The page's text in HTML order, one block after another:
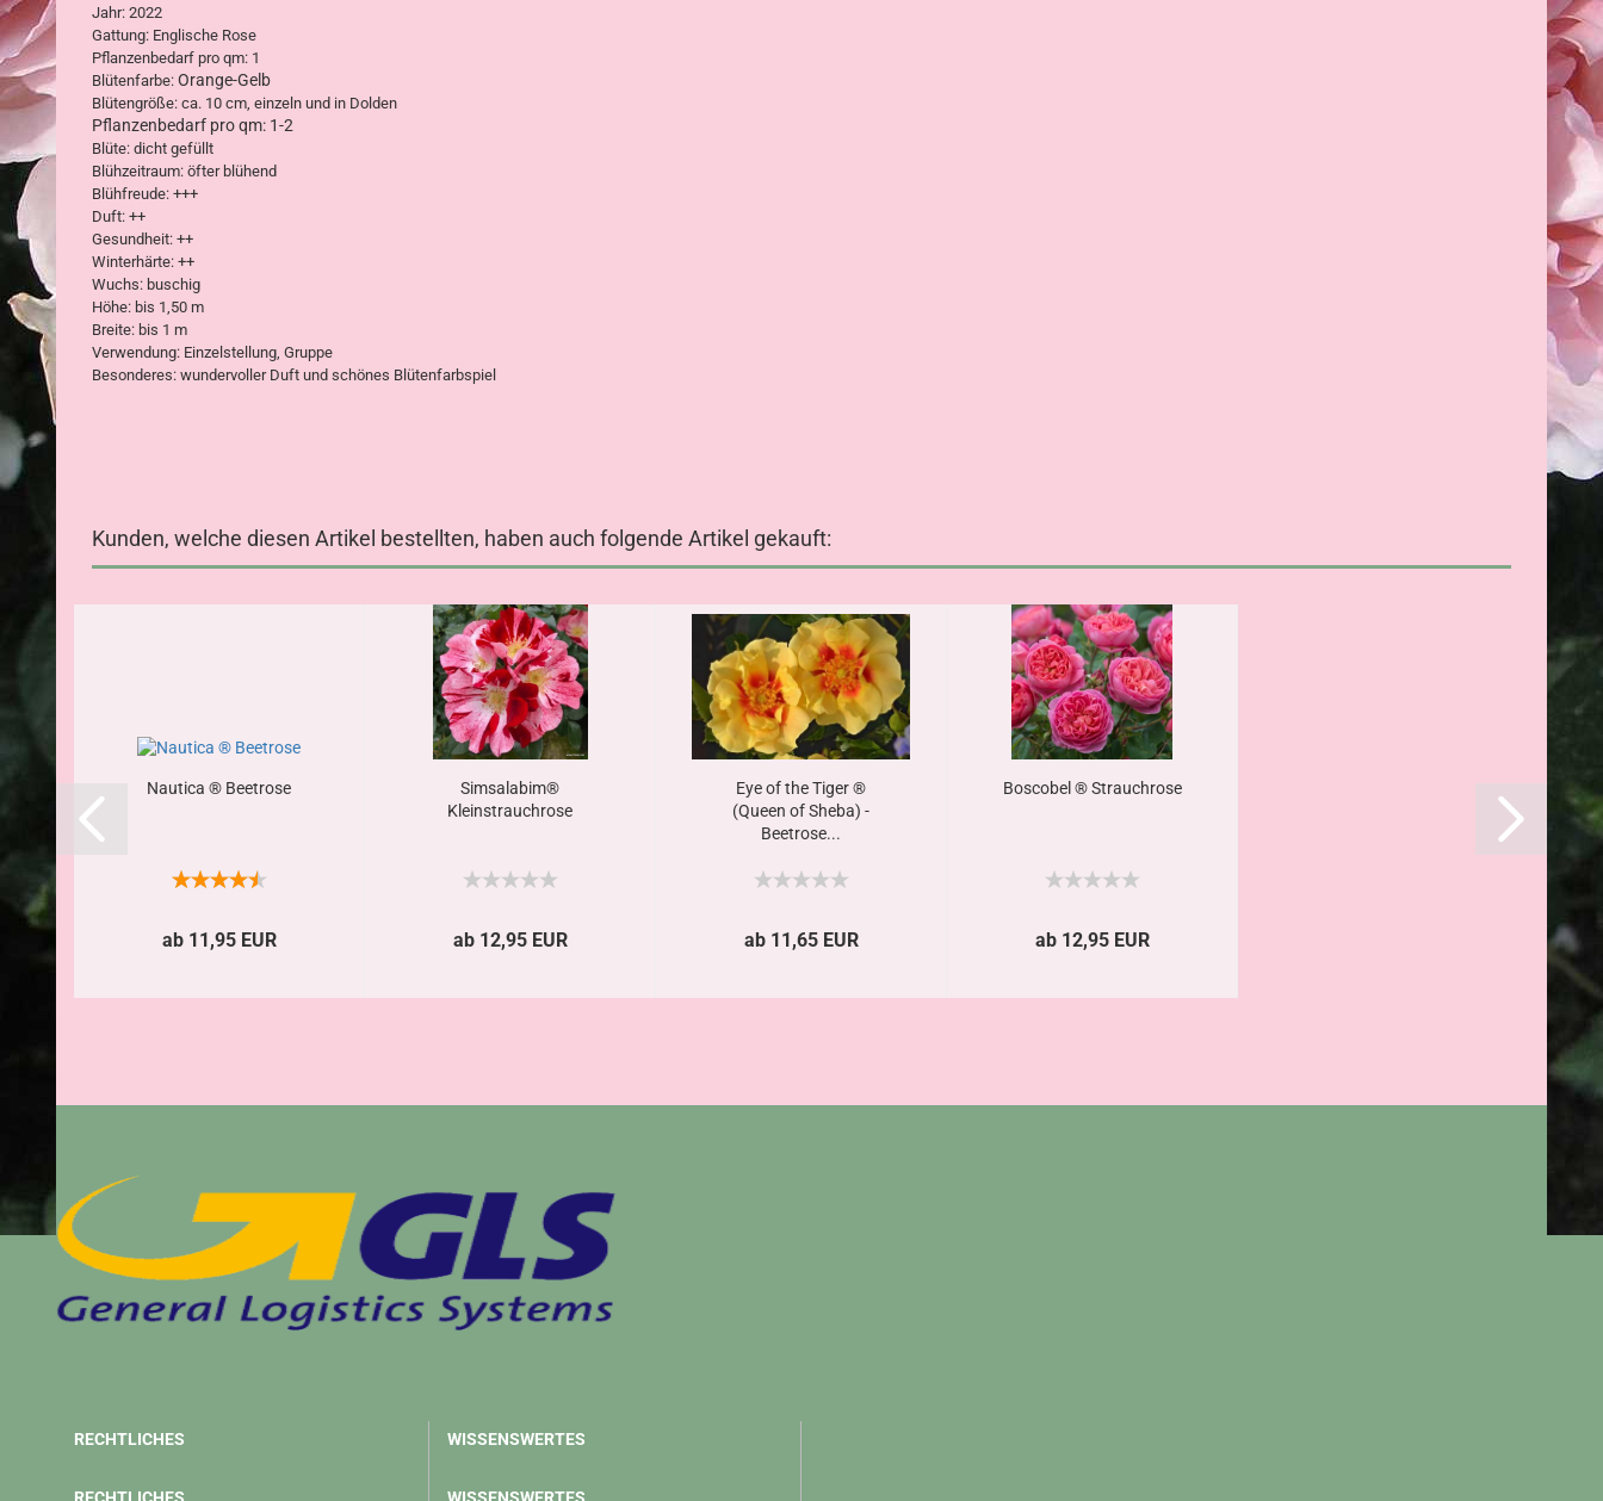
Jahr: 2022
Gattung: Englische Rose
Pflanzenbedarf pro qm: 1
Blütenfarbe: Orange-Gelb
Blütengröße: ca. 10 cm, einzeln und in Dolden
Pflanzenbedarf pro qm: 1-2
Blüte: dicht gefüllt
Blühzeitraum: öfter blühend
Blühfreude: +++
Duft: ++
Gesundheit: ++
Winterhärte: ++
Wuchs: buschig
Höhe: bis 1,50 m
Breite: bis 1 m
Verwendung: Einzelstellung, Gruppe
Besonderes: wundervoller Duft und schönes Blütenfarbspiel
Kunden, welche diesen Artikel bestellten, haben auch folgende Artikel gekauft:
Nautica ® Beetrose
ab 11,95 EUR
Simsalabim®
Kleinstrauchrose
ab 12,95 EUR
Eye of the Tiger ®
(Queen of Sheba) -
Beetrose...
ab 11,65 EUR
Boscobel ® Strauchrose
ab 12,95 EUR
RECHTLICHES WISSENSWERTES